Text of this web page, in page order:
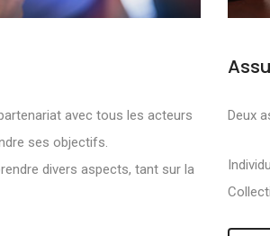
:
avec tous les acteurs
ses objectifs.
divers aspects, tant sur la
Deux